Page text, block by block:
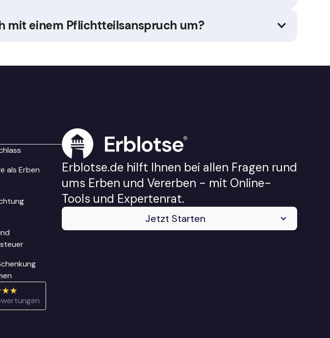
mit einem Pflichtteilsanspruch um?
Erblotse.de hilft Ihnen bei allen Fragen rund
ums Erben und Vererben - mit Online-
Tools und Expertenrat.
Jetzt Starten
als Erben